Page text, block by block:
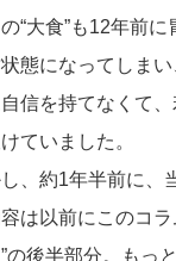
“大食”も12年前
態になってしま
信を持てなくて
ていました。
、約1年半前に、
は以前にこのコ
”の後半部分。もっ